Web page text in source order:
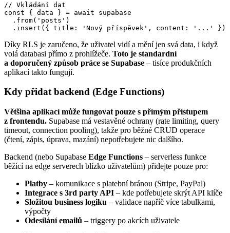
// Vkládání dat
const { data } = await supabase
  .from('posts')
  .insert({ title: 'Nový příspěvek', content: '...' })
Díky RLS je zaručeno, že uživatel vidí a mění jen svá data, i když
volá databasi přímo z prohlížeče. Toto je standardní
a doporučený způsob práce se Supabase – tisíce produkčních
aplikací takto fungují.
Kdy přidat backend (Edge Functions)
Většina aplikací může fungovat pouze s přímým přístupem
z frontendu. Supabase má vestavěné ochrany (rate limiting, query
timeout, connection pooling), takže pro běžné CRUD operace
(čtení, zápis, úprava, mazání) nepotřebujete nic dalšího.
Backend (nebo Supabase Edge Functions – serverless funkce
běžící na edge serverech blízko uživatelům) přidejte pouze pro:
Platby – komunikace s platební bránou (Stripe, PayPal)
Integrace s 3rd party API – kde potřebujete skrýt API klíče
Složitou business logiku – validace napříč více tabulkami,
výpočty
Odesílání emailů – triggery po akcích uživatele